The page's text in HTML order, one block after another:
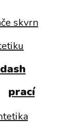
skvrn
prací